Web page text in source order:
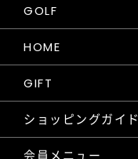
GOLF
HOME
GIFT
ショッピングガイド
会員メニュー